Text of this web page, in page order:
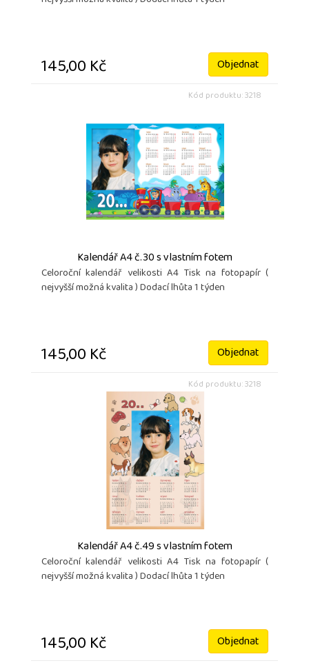
145,00 Kč Objednat
Kód produktu: 3218
Kalendář A4 č.30 s vlastním fotem
Celoroční kalendář velikosti A4 Tisk na fotopapír (
nejvyšší možná kvalita ) Dodací lhůta 1 týden
145,00 Kč Objednat
Kód produktu: 3218
Kalendář A4 č.49 s vlastním fotem
Celoroční kalendář velikosti A4 Tisk na fotopapír (
nejvyšší možná kvalita ) Dodací lhůta 1 týden
145,00 Kč Objednat